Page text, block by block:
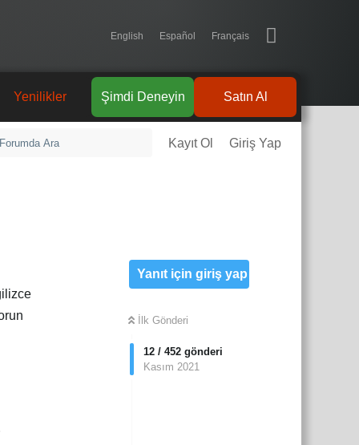
English Español Français
Satın Al
Şimdi Deneyin
Yenilikler
Kayıt Ol Giriş Yap
Yanıt için giriş yap
İlk Gönderi
12 / 452 gönderi
Kasım 2021